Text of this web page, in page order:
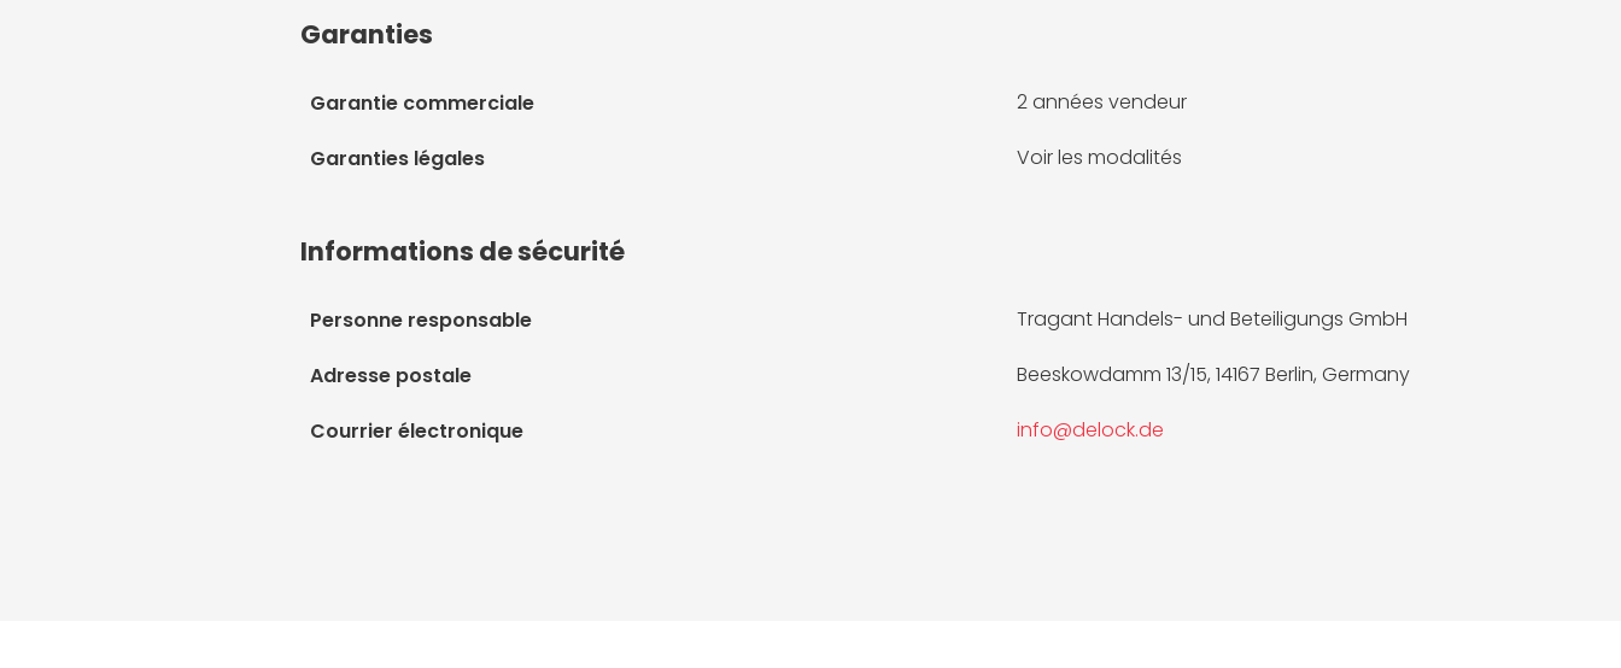
Garanties
Garantie commerciale 2 années vendeur
Garanties légales Voir les modalités
Informations de sécurité
Personne responsable Tragant Handels- und Beteiligungs GmbH
Adresse postale Beeskowdamm 13/15, 14167 Berlin, Germany
Courrier électronique info@delock.de